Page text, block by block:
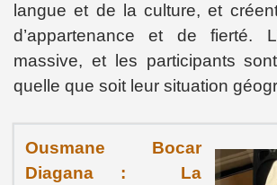
langue et de la culture, et
d’appartenance et de fierté.
massive, et les participants
quelle que soit leur situation
Ousmane Bocar
Diagana : La